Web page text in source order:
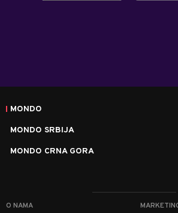
MONDO
MONDO SRBIJA
MONDO CRNA GORA
O NAMA